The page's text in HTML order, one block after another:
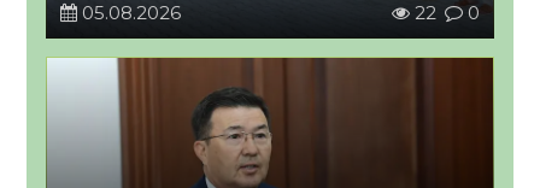
05.08.2026
22 0